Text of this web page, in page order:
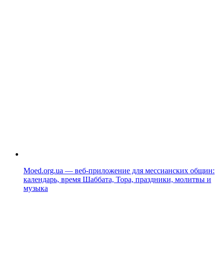
Moed.org.ua — веб-приложение для мессианских общин:
календарь, время Шаббата, Тора, праздники, молитвы и
музыка